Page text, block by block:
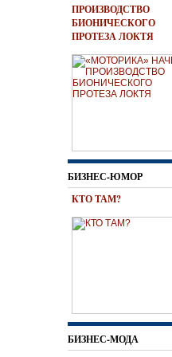
ПРОИЗВОДСТВО
БИОНИЧЕСКОГО
ПРОТЕЗА ЛОКТЯ
БИЗНЕС-ЮМОР
КТО ТАМ?
БИЗНЕС-МОДА